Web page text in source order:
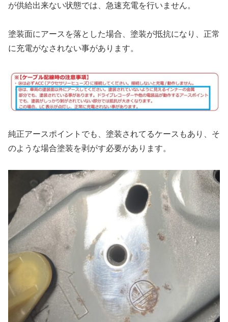
が供給出来ない状態では、急速充電を行いません。
塗装面にアースを落とした場合、塗装が抵抗になり、正常
に充電がなされない事があります。
純正アースポイントでも、塗装されてるケースもあり、そ
のような場合塗装を剥がす必要があります。